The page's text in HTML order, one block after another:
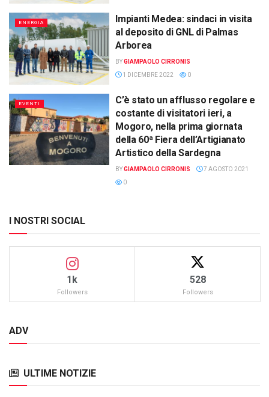
ENERGIA
Impianti Medea: sindaci in visita
al deposito di GNL di Palmas
Arborea
BYGIAMPAOLO CIRRONIS
1 DICEMBRE 2022
0
EVENTI
C’è stato un afflusso regolare e
costante di visitatori ieri, a
Mogoro, nella prima giornata
della 60ª Fiera dell’Artigianato
Artistico della Sardegna
BYGIAMPAOLO CIRRONIS
7 AGOSTO 2021
0
I NOSTRI SOCIAL
1k
Followers
528
Followers
ADV
ULTIME NOTIZIE